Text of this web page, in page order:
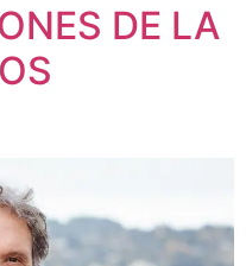
DE LA